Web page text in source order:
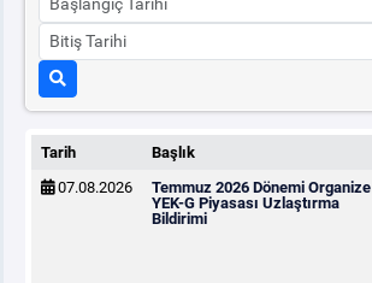
Tarih Başlık
07.08.2026
Temmuz 2026 Dönemi Organize
YEK-G Piyasası Uzlaştırma
Bildirimi